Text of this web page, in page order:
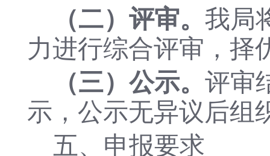
（二）评审。 我局
力进行综合评审，择
（三）公示。 评审
示，公示无异议后组
五、申报要求